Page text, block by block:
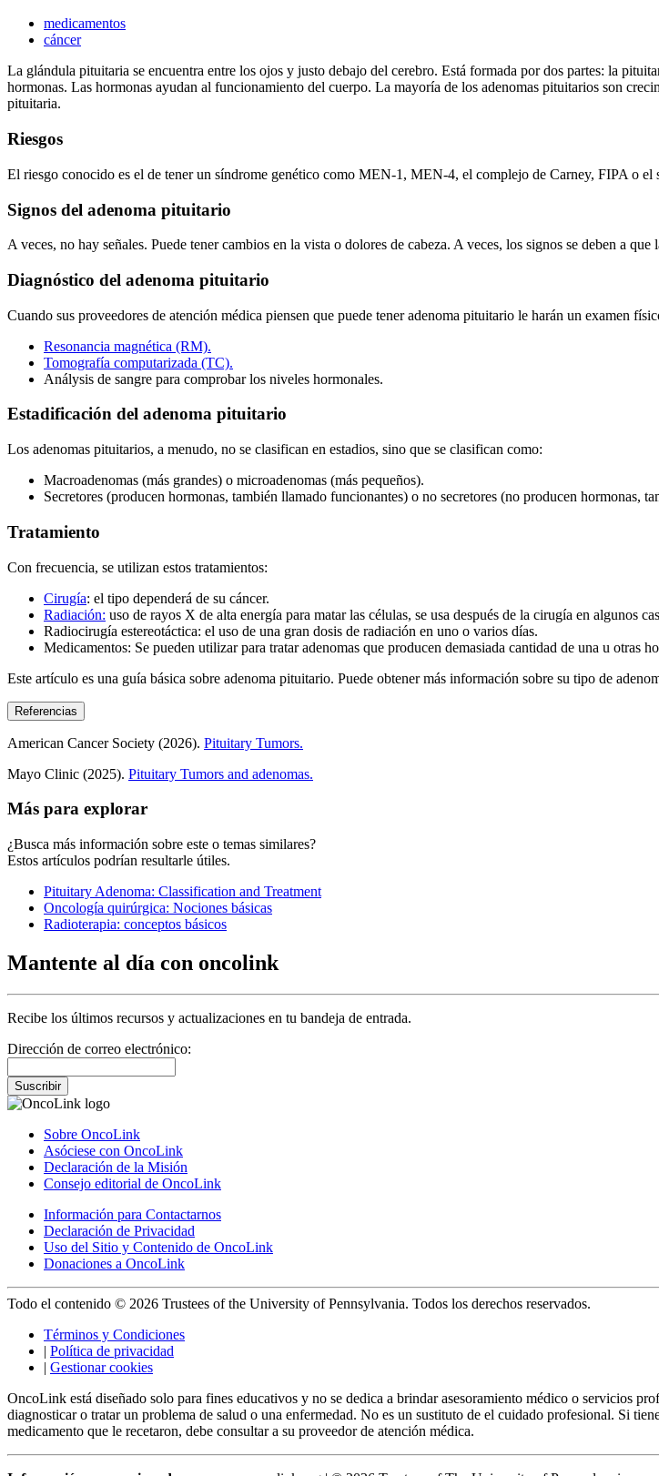
medicamentos
cáncer
La glándula pituitaria se encuentra entre los ojos y justo debajo del cerebro. Está formada por dos partes: la
hormonas. Las hormonas ayudan al funcionamiento del cuerpo. La mayoría de los adenomas pituitarios son
pituitaria.
Riesgos
El riesgo conocido es el de tener un síndrome genético como MEN-1, MEN-4, el complejo de Carney, FIPA o
Signos del adenoma pituitario
A veces, no hay señales. Puede tener cambios en la vista o dolores de cabeza. A veces, los signos se deben a
Diagnóstico del adenoma pituitario
Cuando sus proveedores de atención médica piensen que puede tener adenoma pituitario le harán un examen
Resonancia magnética (RM).
Tomografía computarizada (TC).
Análysis de sangre para comprobar los niveles hormonales.
Estadificación del adenoma pituitario
Los adenomas pituitarios, a menudo, no se clasifican en estadios, sino que se clasifican como:
Macroadenomas (más grandes) o microadenomas (más pequeños).
Secretores (producen hormonas, también llamado funcionantes) o no secretores (no producen hormonas,
Tratamiento
Con frecuencia, se utilizan estos tratamientos:
Cirugía: el tipo dependerá de su cáncer.
Radiación: uso de rayos X de alta energía para matar las células, se usa después de la cirugía en algunos
Radiocirugía estereotáctica: el uso de una gran dosis de radiación en uno o varios días.
Medicamentos: Se pueden utilizar para tratar adenomas que producen demasiada cantidad de una u otras
Este artículo es una guía básica sobre adenoma pituitario. Puede obtener más información sobre su tipo de
Referencias
American Cancer Society (2026). Pituitary Tumors.
Mayo Clinic (2025). Pituitary Tumors and adenomas.
Más para explorar
¿Busca más información sobre este o temas similares?
Estos artículos podrían resultarle útiles.
Pituitary Adenoma: Classification and Treatment
Oncología quirúrgica: Nociones básicas
Radioterapia: conceptos básicos
Mantente al día con oncolink
Recibe los últimos recursos y actualizaciones en tu bandeja de entrada.
Dirección de correo electrónico:
Suscribir
Sobre OncoLink
Asóciese con OncoLink
Declaración de la Misión
Consejo editorial de OncoLink
Información para Contactarnos
Declaración de Privacidad
Uso del Sitio y Contenido de OncoLink
Donaciones a OncoLink
Todo el contenido © 2026 Trustees of the University of Pennsylvania. Todos los derechos reservados.
Términos y Condiciones
| Política de privacidad
| Gestionar cookies
OncoLink está diseñado solo para fines educativos y no se dedica a brindar asesoramiento médico o servicios
diagnosticar o tratar un problema de salud o una enfermedad. No es un sustituto de el cuidado profesional. Si
medicamento que le recetaron, debe consultar a su proveedor de atención médica.